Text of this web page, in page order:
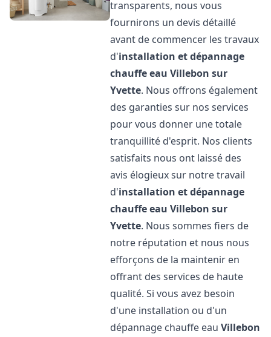
transparents, nous vous
fournirons un devis détaillé
avant de commencer les travaux
d'installation et dépannage
chauffe eau Villebon sur
Yvette. Nous offrons également
des garanties sur nos services
pour vous donner une totale
tranquillité d'esprit. Nos clients
satisfaits nous ont laissé des
avis élogieux sur notre travail
d'installation et dépannage
chauffe eau Villebon sur
Yvette. Nous sommes fiers de
notre réputation et nous nous
efforçons de la maintenir en
offrant des services de haute
qualité. Si vous avez besoin
d'une installation ou d'un
dépannage chauffe eauVillebon